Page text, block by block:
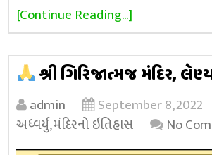
[Continue Reading...]
શ્રી ગિરિજાત્મજ મંદિર,
admin September 8, 2022
અધ્વર્યુ,મંદિરનો ઇતિહાસ No